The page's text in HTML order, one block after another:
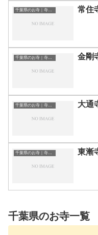
千葉県のお寺｜寺院一覧 常住
千葉県のお寺｜寺院一覧 金剛
千葉県のお寺｜寺院一覧 大通
千葉県のお寺｜寺院一覧 東漸
千葉県のお寺一覧